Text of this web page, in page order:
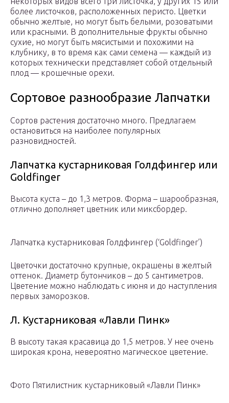
более листочков, расположенных перисто. Цветки
обычно желтые, но могут быть белыми, розоватыми
или красными. В дополнительные фрукты обычно
сухие, но могут быть мясистыми и похожими на
клубнику, в то время как сами семена — каждый из
которых технически представляет собой отдельный
плод — крошечные орехи.
Сортовое разнообразие Лапчатки
Сортов растения достаточно много. Предлагаем
остановиться на наиболее популярных
разновидностей.
Лапчатка кустарниковая Голдфингер или
Goldfinger
Высота куста – до 1,3 метров. Форма – шарообразная,
отлично дополняет цветник или миксбордер.
Лапчатка кустарниковая Голдфингер (‘Goldfinger’)
Цветочки достаточно крупные, окрашены в желтый
оттенок. Диаметр бутончиков – до 5 сантиметров.
Цветение можно наблюдать с июня и до наступления
первых заморозков.
Л. Кустарниковая «Лавли Пинк»
В высоту такая красавица до 1,5 метров. У нее очень
широкая крона, невероятно магическое цветение.
Фото Пятилистник кустарниковый «Лавли Пинк»